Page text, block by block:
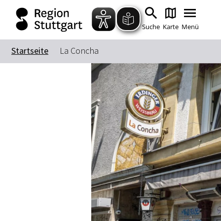
Suche Karte Menü
Startseite La Concha